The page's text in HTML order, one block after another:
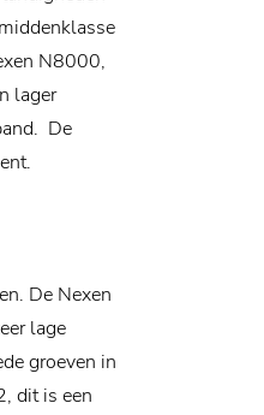
N8000,
lager
De
De Nexen
lage
groeven in
dit is een